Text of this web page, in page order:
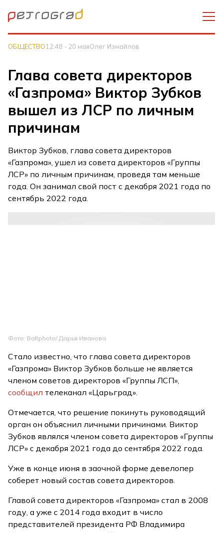
ОБЩЕСТВО12:48 - 20 маяОлег Измайлов
Глава совета директоров
«Газпрома» Виктор Зубков
вышел из ЛСР по личным
причинам
Виктор Зубков, глава совета директоров
«Газпрома», ушел из совета директоров «Группы
ЛСР» по личным причинам, проведя там меньше
года. Он занимал свой пост с декабря 2021 года по
сентябрь 2022 года.
Фото: Baltphoto/ Дарья Иванова
Стало известно, что глава совета директоров
«Газпрома» Виктор Зубков больше не является
членом советов директоров «Группы ЛСП»,
сообщил телеканал «Царьград».
Отмечается, что решение покинуть руководящий
орган он объяснил личными причинами. Виктор
Зубков являлся членом совета директоров «Группы
ЛСР» с декабря 2021 года до сентября 2022 года.
Уже в конце июня в заочной форме девелопер
соберет новый состав совета директоров.
Главой совета директоров «Газпрома» стал в 2008
году, а уже с 2014 года входит в число
представителей президента РФ Владимира